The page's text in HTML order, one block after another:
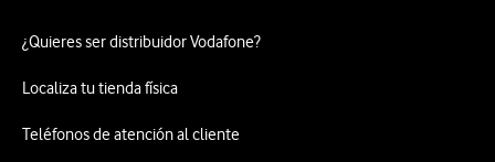
¿Quieres ser distribuidor Vodafone?
Localiza tu tienda física
Teléfonos de atención al cliente